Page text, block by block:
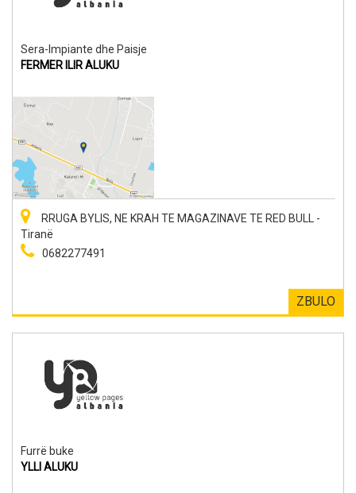
Sera-Impiante dhe Paisje
FERMER ILIR ALUKU
RRUGA BYLIS, NE KRAH TE MAGAZINAVE TE RED BULL -
Tiranë
0682277491
ZBULO
Furrë buke
YLLI ALUKU